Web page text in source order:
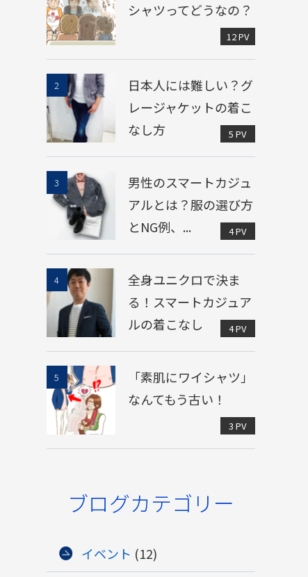
シャツってどうなの？
12 PV
日本人には難しい？グ
レージャケットの着こ
なし方
5 PV
男性のスマートカジュ
アルとは？服の選び方
とNG例、...
4 PV
全身ユニクロで決ま
る！スマートカジュア
ルの着こなし
4 PV
「素肌にワイシャツ」
なんてもう古い！
3 PV
ブログカテゴリー
イベント (12)